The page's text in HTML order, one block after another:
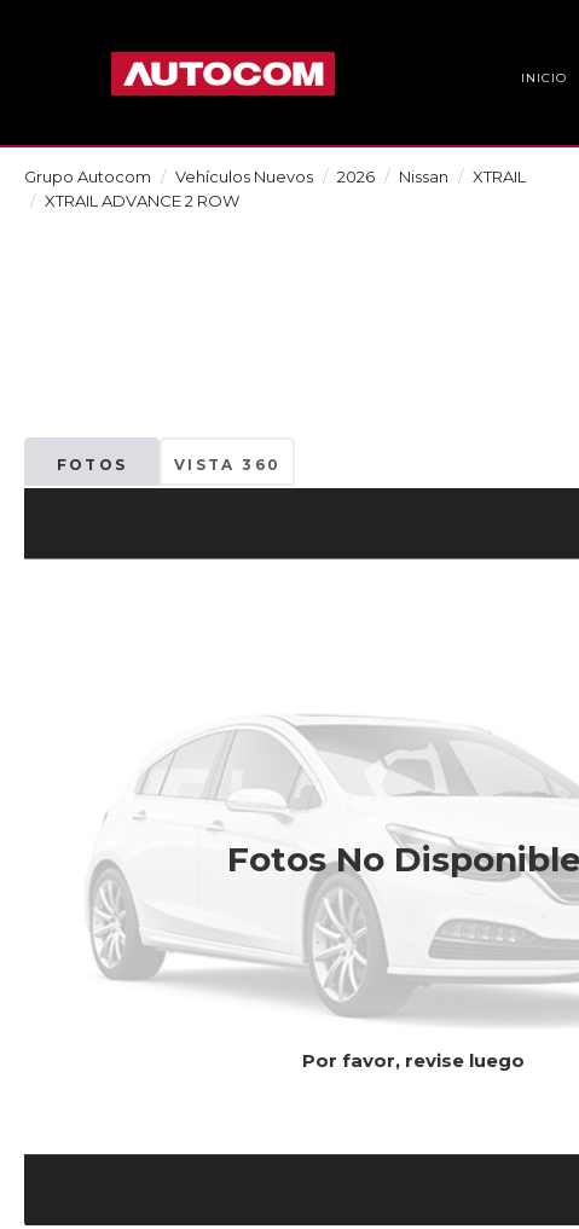
INICIO
Grupo Autocom Vehículos Nuevos 2026 Nissan
XTRAIL
XTRAIL ADVANCE 2 ROW
FOTOS VISTA 360
Fotos No
Por favor, revise luego